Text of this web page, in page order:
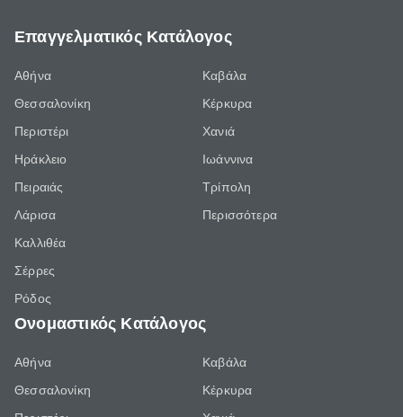
Επαγγελματικός Κατάλογος
Αθήνα
Θεσσαλονίκη
Περιστέρι
Ηράκλειο
Πειραιάς
Λάρισα
Καλλιθέα
Σέρρες
Ρόδος
Καβάλα
Κέρκυρα
Χανιά
Ιωάννινα
Τρίπολη
Περισσότερα
Ονομαστικός Κατάλογος
Αθήνα
Θεσσαλονίκη
Καβάλα
Κέρκυρα